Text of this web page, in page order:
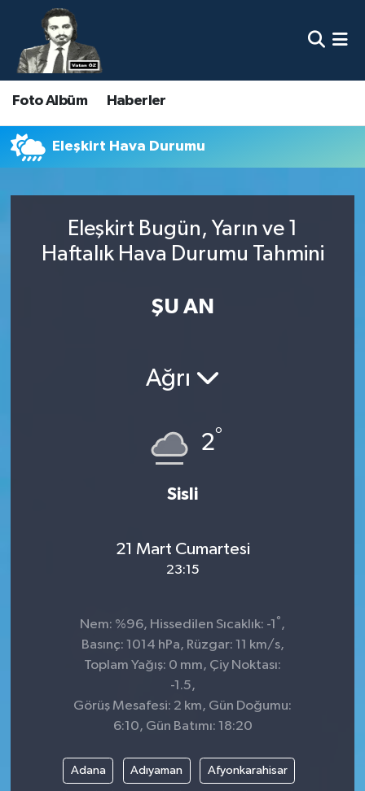
Foto Albüm Haberler
Eleşkirt Hava Durumu
Eleşkirt Bugün, Yarın ve 1
Haftalık Hava Durumu Tahmini
ŞU AN
Ağrı
2°
Sisli
21 Mart Cumartesi
23:15
Nem: %96, Hissedilen Sıcaklık: -1 ° ,
Basınç: 1014 hPa, Rüzgar: 11 km/s,
Toplam Yağış: 0 mm, Çiy Noktası:
-1.5,
Görüş Mesafesi: 2 km, Gün Doğumu:
6:10, Gün Batımı: 18:20
Adana Adıyaman Afyonkarahisar
Nöbetçi Eczaneler
Hava Durumu
Namaz Vakitleri
Süper Lig Puan Durumu ve Fikstür
Son Dakika Haberleri